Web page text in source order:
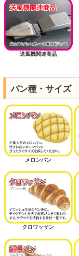
送風機関連商品
パン種・サイズ
メロンパン
クロワッサン